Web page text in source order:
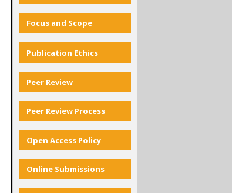
Focus and Scope
Publication Ethics
Peer Review
Peer Review Process
Open Access Policy
Online Submissions